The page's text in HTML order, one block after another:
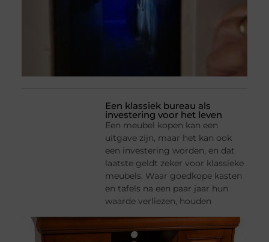
Een klassiek bureau als
investering voor het leven
Een meubel kopen kan een
uitgave zijn, maar het kan ook
een investering worden, en dat
laatste geldt zeker voor klassieke
meubels. Waar goedkope kasten
en tafels na een paar jaar hun
waarde verliezen, houden